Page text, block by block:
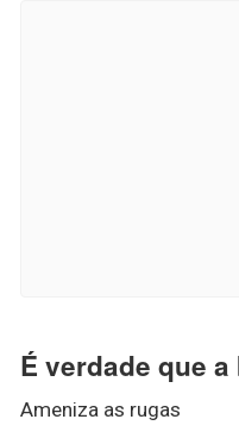
É verdade que
Ameniza as rugas